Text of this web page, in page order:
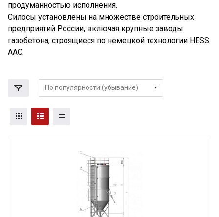
продуманностью исполнения.
Силосы установлены на множестве строительных
предприятий России, включая крупные заводы
газобетона, строящиеся по немецкой технологии HESS
AAC.